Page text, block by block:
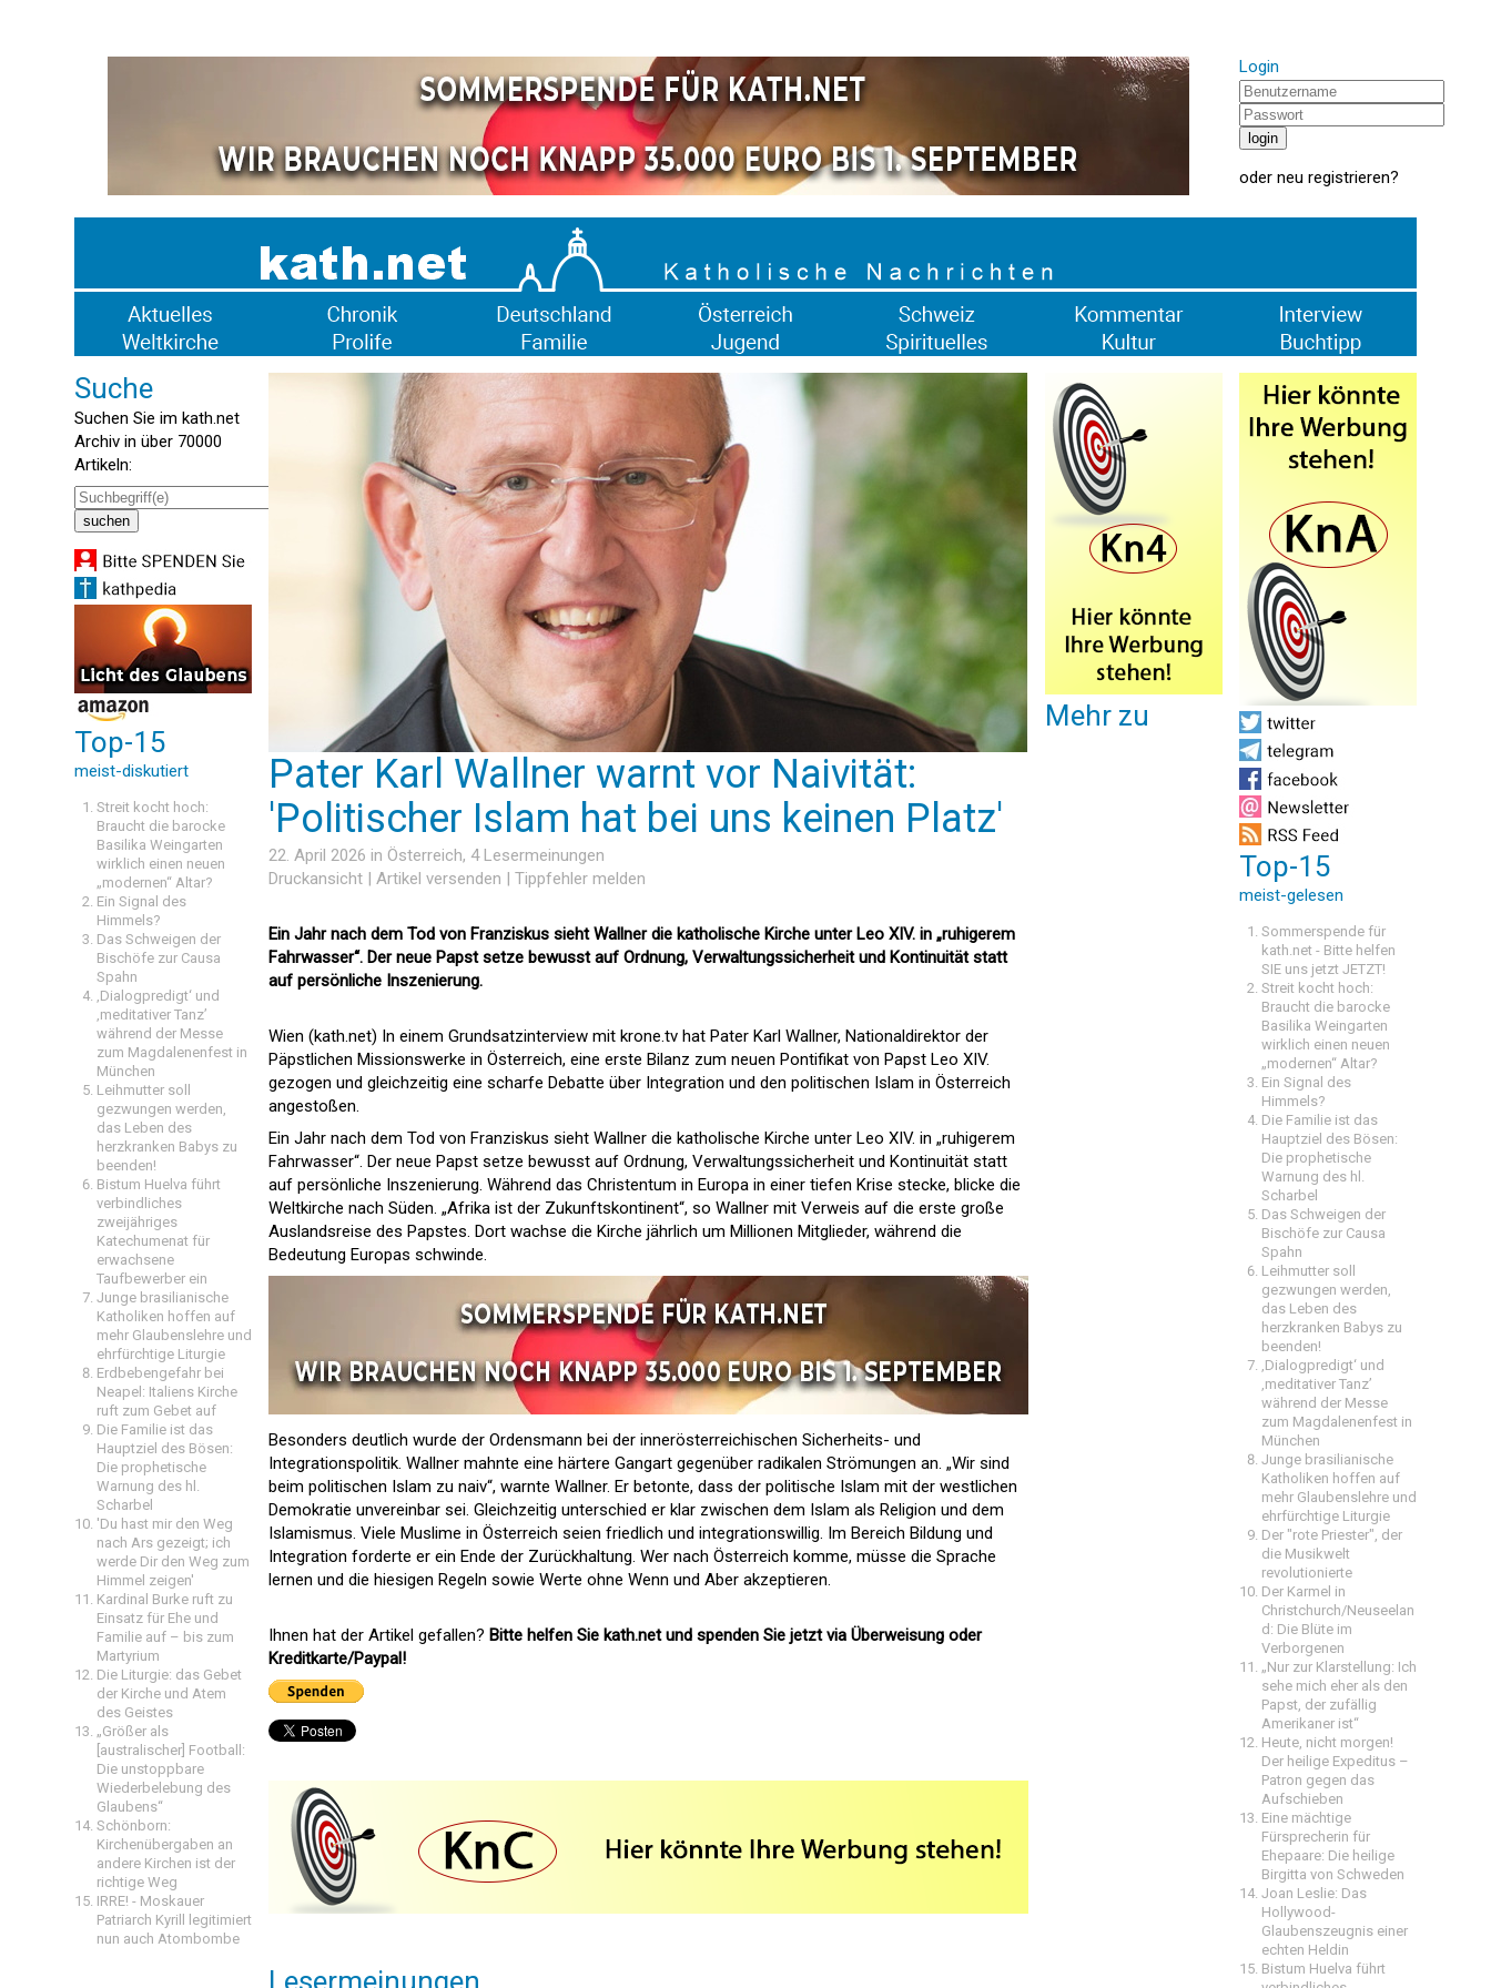
Login
oder neu registrieren?
Suche
Suchen Sie im kath.net
Archiv in über 70000
Artikeln:
Top-15
meist-diskutiert
Streit kocht hoch:
Braucht die barocke
Basilika Weingarten
wirklich einen neuen
„modernen“ Altar?
Ein Signal des
Himmels?
Das Schweigen der
Bischöfe zur Causa
Spahn
‚Dialogpredigt‘ und
‚meditativer Tanz’
während der Messe
zum Magdalenenfest in
München
Leihmutter soll
gezwungen werden,
das Leben des
herzkranken Babys zu
beenden!
Bistum Huelva führt
verbindliches
zweijähriges
Katechumenat für
erwachsene
Taufbewerber ein
Junge brasilianische
Katholiken hoffen auf
mehr Glaubenslehre und
ehrfürchtige Liturgie
Erdbebengefahr bei
Neapel: Italiens Kirche
ruft zum Gebet auf
Die Familie ist das
Hauptziel des Bösen:
Die prophetische
Warnung des hl.
Scharbel
'Du hast mir den Weg
nach Ars gezeigt; ich
werde Dir den Weg zum
Himmel zeigen'
Kardinal Burke ruft zu
Einsatz für Ehe und
Familie auf – bis zum
Martyrium
Die Liturgie: das Gebet
der Kirche und Atem
des Geistes
„Größer als
[australischer] Football:
Die unstoppbare
Wiederbelebung des
Glaubens“
Schönborn:
Kirchenübergaben an
andere Kirchen ist der
richtige Weg
IRRE! - Moskauer
Patriarch Kyrill legitimiert
nun auch Atombombe
Pater Karl Wallner warnt vor Naivität:
'Politischer Islam hat bei uns keinen Platz'
22. April 2026 in Österreich, 4 Lesermeinungen
Druckansicht | Artikel versenden | Tippfehler melden
Ein Jahr nach dem Tod von Franziskus sieht Wallner die katholische Kirche unter Leo XIV. in „ruhigerem
Fahrwasser“. Der neue Papst setze bewusst auf Ordnung, Verwaltungssicherheit und Kontinuität statt
auf persönliche Inszenierung.
Wien (kath.net) In einem Grundsatzinterview mit krone.tv hat Pater Karl Wallner, Nationaldirektor der
Päpstlichen Missionswerke in Österreich, eine erste Bilanz zum neuen Pontifikat von Papst Leo XIV.
gezogen und gleichzeitig eine scharfe Debatte über Integration und den politischen Islam in Österreich
angestoßen.
Ein Jahr nach dem Tod von Franziskus sieht Wallner die katholische Kirche unter Leo XIV. in „ruhigerem
Fahrwasser“. Der neue Papst setze bewusst auf Ordnung, Verwaltungssicherheit und Kontinuität statt
auf persönliche Inszenierung. Während das Christentum in Europa in einer tiefen Krise stecke, blicke die
Weltkirche nach Süden. „Afrika ist der Zukunftskontinent“, so Wallner mit Verweis auf die erste große
Auslandsreise des Papstes. Dort wachse die Kirche jährlich um Millionen Mitglieder, während die
Bedeutung Europas schwinde.
Besonders deutlich wurde der Ordensmann bei der innerösterreichischen Sicherheits- und
Integrationspolitik. Wallner mahnte eine härtere Gangart gegenüber radikalen Strömungen an. „Wir sind
beim politischen Islam zu naiv“, warnte Wallner. Er betonte, dass der politische Islam mit der westlichen
Demokratie unvereinbar sei. Gleichzeitig unterschied er klar zwischen dem Islam als Religion und dem
Islamismus. Viele Muslime in Österreich seien friedlich und integrationswillig. Im Bereich Bildung und
Integration forderte er ein Ende der Zurückhaltung. Wer nach Österreich komme, müsse die Sprache
lernen und die hiesigen Regeln sowie Werte ohne Wenn und Aber akzeptieren.
Ihnen hat der Artikel gefallen? Bitte helfen Sie kath.net und spenden Sie jetzt via Überweisung oder
Kreditkarte/Paypal!
Lesermeinungen
Mehr zu
Top-15
meist-gelesen
Sommerspende für
kath.net - Bitte helfen
SIE uns jetzt JETZT!
Streit kocht hoch:
Braucht die barocke
Basilika Weingarten
wirklich einen neuen
„modernen“ Altar?
Ein Signal des
Himmels?
Die Familie ist das
Hauptziel des Bösen:
Die prophetische
Warnung des hl.
Scharbel
Das Schweigen der
Bischöfe zur Causa
Spahn
Leihmutter soll
gezwungen werden,
das Leben des
herzkranken Babys zu
beenden!
‚Dialogpredigt‘ und
‚meditativer Tanz’
während der Messe
zum Magdalenenfest in
München
Junge brasilianische
Katholiken hoffen auf
mehr Glaubenslehre und
ehrfürchtige Liturgie
Der "rote Priester", der
die Musikwelt
revolutionierte
Der Karmel in
Christchurch/Neuseelan
d: Die Blüte im
Verborgenen
„Nur zur Klarstellung: Ich
sehe mich eher als den
Papst, der zufällig
Amerikaner ist“
Heute, nicht morgen!
Der heilige Expeditus –
Patron gegen das
Aufschieben
Eine mächtige
Fürsprecherin für
Ehepaare: Die heilige
Birgitta von Schweden
Joan Leslie: Das
Hollywood-
Glaubenszeugnis einer
echten Heldin
Bistum Huelva führt